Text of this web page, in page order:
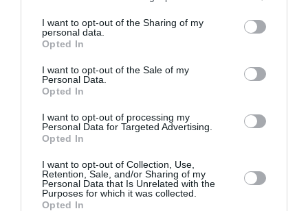
I want to opt-out of the Sharing of my
personal data.
Opted In
I want to opt-out of the Sale of my
Personal Data.
Opted In
I want to opt-out of processing my
Personal Data for Targeted Advertising.
Opted In
I want to opt-out of Collection, Use,
Retention, Sale, and/or Sharing of my
Personal Data that Is Unrelated with the
Purposes for which it was collected.
Opted In
De la curățenia în case, la un loc pe lista
lui Alemanno
Următorul articol
Amnesty International: Romii sunt
discriminați in România
ASEMENEA